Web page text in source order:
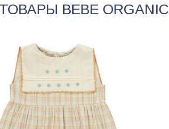
BEBE ORGANIC